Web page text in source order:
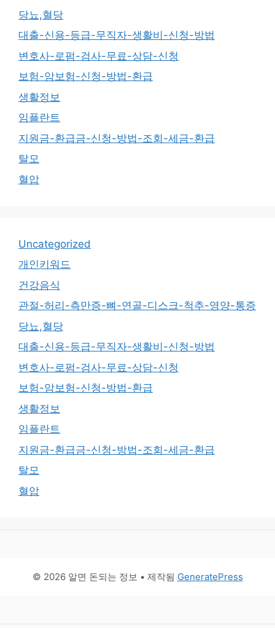
당뇨,혈당
대출-신용-등급-무직자-생활비-신청-방법
변호사-로펌-검사-무료-상담-신청
보험-암보험-신청-방법-환급
생활정보
임플란트
지원금-환급금-신청-방법-조회-세금-환급
탈모
혈압
Uncategorized
개인키워드
건강음식
관절-허리-측만증-뼈-연골-디스크-척추-영양-통증
당뇨,혈당
대출-신용-등급-무직자-생활비-신청-방법
변호사-로펌-검사-무료-상담-신청
보험-암보험-신청-방법-환급
생활정보
임플란트
지원금-환급금-신청-방법-조회-세금-환급
탈모
혈압
© 2026 알면 돈되는 정보 • 제작됨 GeneratePress